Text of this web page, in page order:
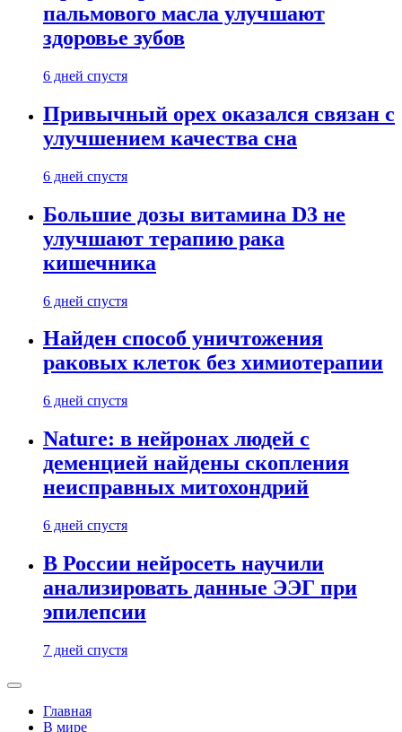
пальмового масла улучшают
здоровье зубов
6 дней спустя
Привычный орех оказался связан с
улучшением качества сна
6 дней спустя
Большие дозы витамина D3 не
улучшают терапию рака
кишечника
6 дней спустя
Найден способ уничтожения
раковых клеток без химиотерапии
6 дней спустя
Nature: в нейронах людей с
деменцией найдены скопления
неисправных митохондрий
6 дней спустя
В России нейросеть научили
анализировать данные ЭЭГ при
эпилепсии
7 дней спустя
Главная
В мире